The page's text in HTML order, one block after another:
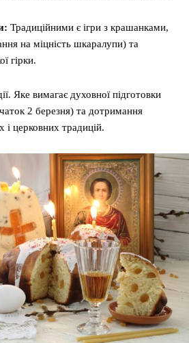
Традиційними є ігри з крашанками,
на міцність шкаралупи) та
гірки.
Яке вимагає духовної підготовки
2 березня) та дотримання
і церковних традицій.